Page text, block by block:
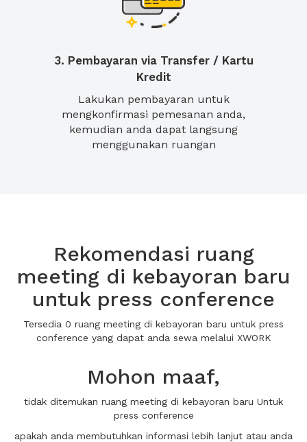
3. Pembayaran via Transfer / Kartu
Kredit
Lakukan pembayaran untuk
mengkonfirmasi pemesanan anda,
kemudian anda dapat langsung
menggunakan ruangan
Rekomendasi ruang
meeting di kebayoran baru
untuk press conference
Tersedia 0 ruang meeting di kebayoran baru untuk press
conference yang dapat anda sewa melalui XWORK
Mohon maaf,
tidak ditemukan ruang meeting di kebayoran baru Untuk
press conference
apakah anda membutuhkan informasi lebih lanjut atau anda